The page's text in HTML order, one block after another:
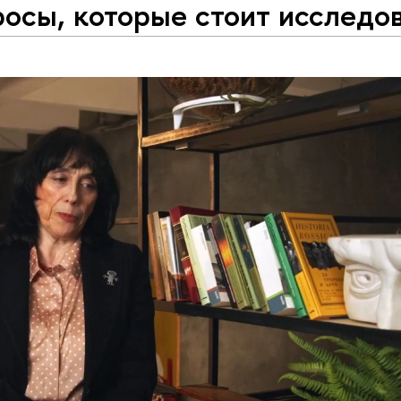
которые стоит